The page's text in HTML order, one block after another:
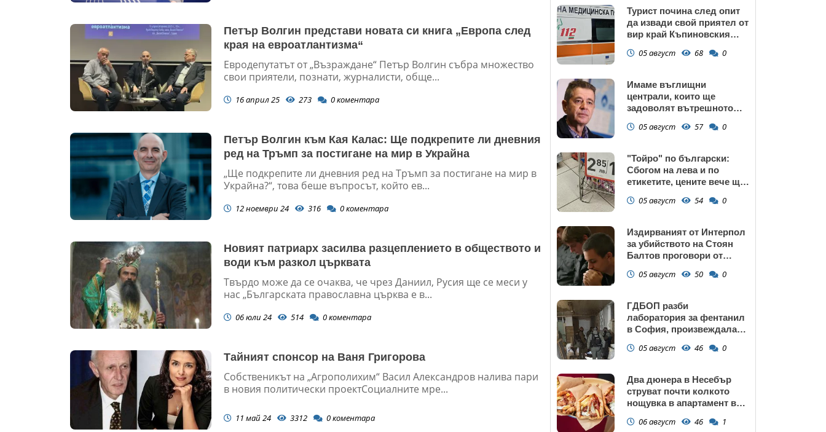
Петър Волгин представи новата си книга „Европа след
края на евроатлантизма“
Евродепутатът от „Възраждане“ Петър Волгин събра множество
свои приятели, познати, журналисти, обще...
16 април 25 273 0коментара
Петър Волгин към Кая Калас: Ще подкрепите ли дневния
ред на Тръмп за постигане на мир в Украйна
„Ще подкрепите ли дневния ред на Тръмп за постигане на мир в
Украйна?“, това беше въпросът, който ев...
12 ноември 24 316 0коментара
Новият патриарх засилва разцеплението в обществото и
води към разкол църквата
Твърдо може да се очаква, че чрез Даниил, Русия ще се меси у
нас „Българската православна църква е в...
06 юли 24 514 0коментара
Тайният спонсор на Ваня Григорова
Собственикът на „Агрополихим“ Васил Александров налива пари
в новия политически проектСоциалните мре...
11 май 24 3312 0коментара
Турист почина след опит
да извади свой приятел от
вир край Къпиновския
05 август 68 0
Имаме въглищни
централи, които ще
задоволят вътрешното
05 август 57 0
"Тойро" по български:
Сбогом на лева и по
етикетите, цените вече ще
05 август 54 0
Издирваният от Интерпол
за убийството на Стоян
Балтов проговори от
05 август 50 0
ГДБОП разби
лаборатория за фентанил
в София, произвеждала
(снимки)
05 август 46 0
Два дюнера в Несебър
струват почти колкото
нощувка в апартамент в
06 август 46 1